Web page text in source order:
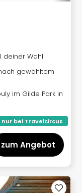
deiner Wahl
gewähltem
im Gilde Park in
nur bei Travelcircus
zum Angebot